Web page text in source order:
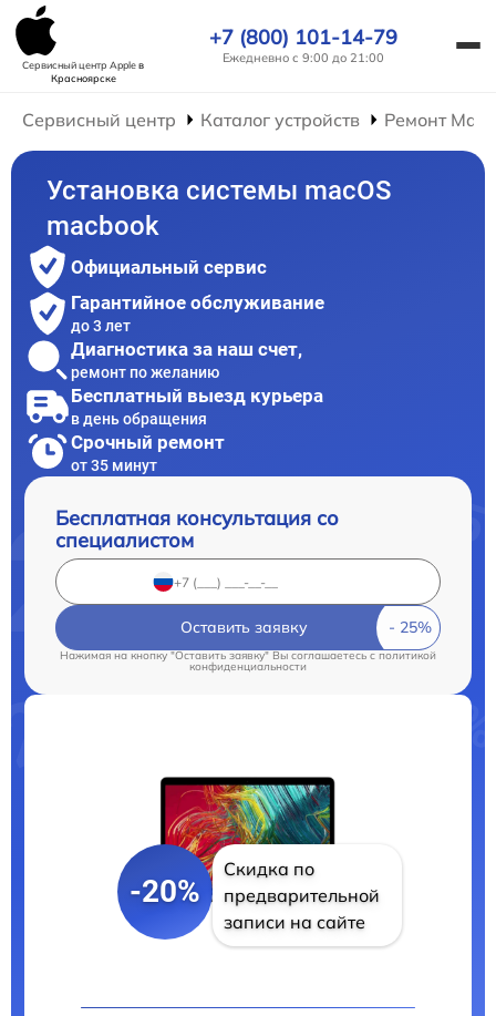
Сервисный центр Appleв
Красноярске
+7 (800) 101-14-79
Ежедневно с 9:00 до 21:00
Сервисный центр Каталог устройств Ремонт
Установка системы macOS
macbook
Официальный сервис
Гарантийное обслуживание
до 3 лет
Диагностика за наш счет,
ремонт по желанию
Бесплатный выезд курьера
в день обращения
Срочный ремонт
от 35 минут
Бесплатная консультация со
специалистом
Оставить заявку
Нажимая на кнопку "Оставить заявку" Вы соглашаетесь cполитикой
конфиденциальности
-20%
Скидка по
предварительной
записи на сайте